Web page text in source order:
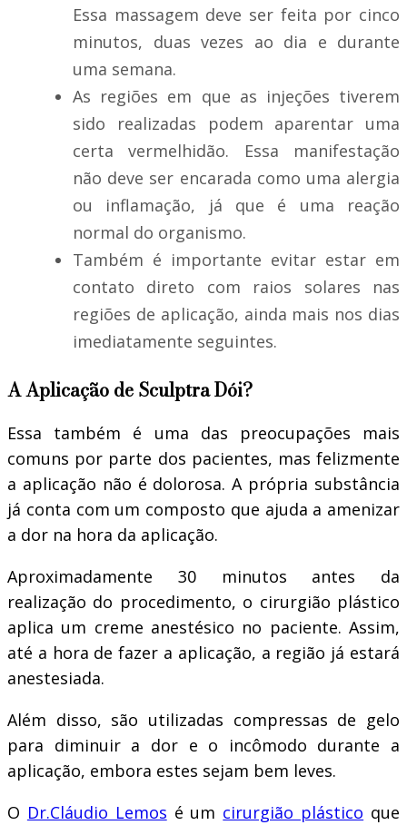
Essa massagem deve ser feita por cinco
minutos, duas vezes ao dia e durante
uma semana.
As regiões em que as injeções tiverem
sido realizadas podem aparentar uma
certa vermelhidão. Essa manifestação
não deve ser encarada como uma alergia
ou inflamação, já que é uma reação
normal do organismo.
Também é importante evitar estar em
contato direto com raios solares nas
regiões de aplicação, ainda mais nos dias
imediatamente seguintes.
A Aplicação de Sculptra Dói?
Essa também é uma das preocupações mais
comuns por parte dos pacientes, mas felizmente
a aplicação não é dolorosa. A própria substância
já conta com um composto que ajuda a amenizar
a dor na hora da aplicação.
Aproximadamente 30 minutos antes da
realização do procedimento, o cirurgião plástico
aplica um creme anestésico no paciente. Assim,
até a hora de fazer a aplicação, a região já estará
anestesiada.
Além disso, são utilizadas compressas de gelo
para diminuir a dor e o incômodo durante a
aplicação, embora estes sejam bem leves.
O Dr.Cláudio Lemos é um cirurgião plástico que